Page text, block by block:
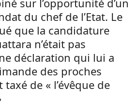
sur l’opportunité d’un
du chef de l’Etat. Le
que la candidature
n’était pas
déclaration qui lui a
des proches
taxé de « l’évêque de